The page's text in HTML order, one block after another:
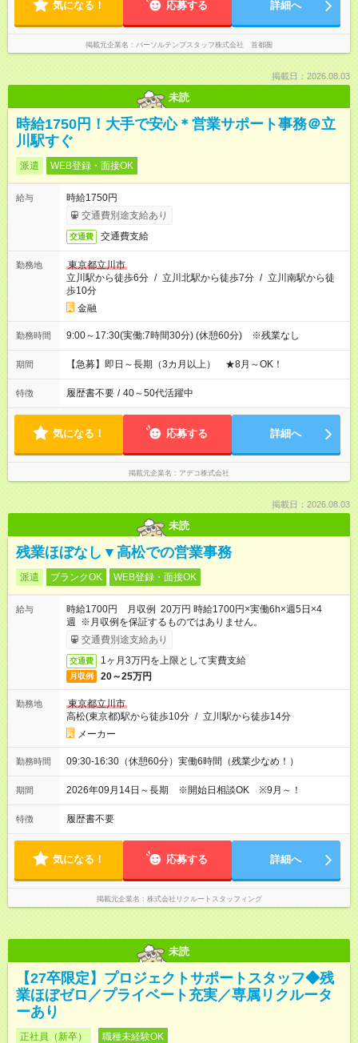
気になる！ 応募する 詳細へ
掲載元企業名 パーソルテンプスタッフ株式会社 首都圏
掲載日：2026.08.03
未読
時給1750円！大手で安心＊営業サポート事務＠立
川駅すぐ
派遣 WEB登録・面接OK
給与
時給1750円
交通費別途支給あり
交通費 交通費支給
勤務地
東京都立川市
立川駅から徒歩6分 / 立川北駅から徒歩7分 / 立川南駅から徒
歩10分
金融
勤務時間 9:00～17:30(実働:7時間30分) (休憩60分) ※残業なし
期間 【急募】即日～長期（3カ月以上） ★8月～OK！
特徴 履歴書不要 / 40～50代活躍中
気になる！ 応募する 詳細へ
掲載元企業名 アデコ株式会社
掲載日：2026.08.03
未読
残業ほぼなし▼高松での営業事務
派遣 ブランクOK WEB登録・面接OK
給与
時給1700円 月収例 20万円 時給1700円×実働6h×週5日×4
週 ※月収例を保証するものではありません。
交通費別途支給あり
交通費 1ヶ月3万円を上限として実費支給
月収例 20～25万円
勤務地
東京都立川市
高松(東京都)駅から徒歩10分 / 立川駅から徒歩14分
メーカー
勤務時間 09:30-16:30（休憩60分）実働6時間（残業少なめ！）
期間 2026年09月14日～長期 ※開始日相談OK ※9月～！
特徴 履歴書不要
気になる！ 応募する 詳細へ
掲載元企業名 株式会社リクルートスタッフィング
未読
【27卒限定】プロジェクトサポートスタッフ◆残
業ほぼゼロ／プライベート充実／専属リクルータ
ーあり
正社員（新卒） 職種未経験OK